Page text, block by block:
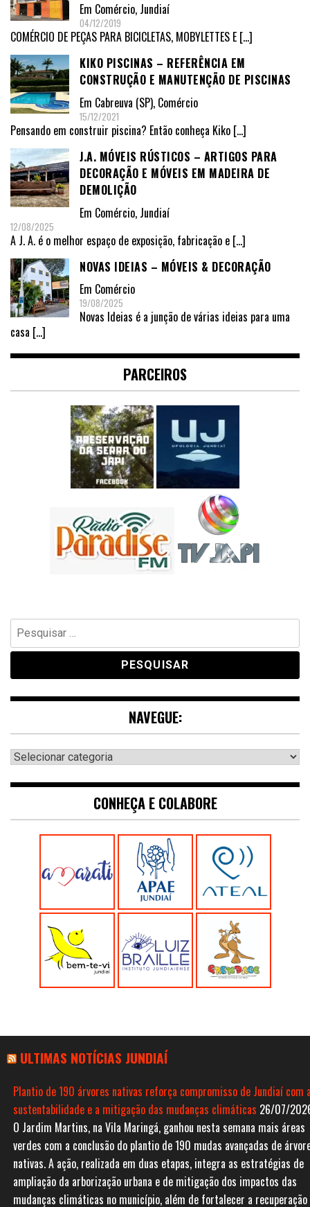
Em Comércio, Jundiaí
04/12/2019
COMÉRCIO DE PEÇAS PARA BICICLETAS, MOBYLETTES E […]
KIKO PISCINAS – REFERÊNCIA EM
CONSTRUÇÃO E MANUTENÇÃO DE PISCINAS
Em Cabreuva (SP), Comércio
15/12/2021
Pensando em construir piscina? Então conheça Kiko […]
J.A. MÓVEIS RÚSTICOS – ARTIGOS PARA
DECORAÇÃO E MÓVEIS EM MADEIRA DE
DEMOLIÇÃO
Em Comércio, Jundiaí
12/08/2025
A J. A. é o melhor espaço de exposição, fabricação e […]
NOVAS IDEIAS – MÓVEIS & DECORAÇÃO
Em Comércio
19/08/2025
Novas Ideias é a junção de várias ideias para uma
casa […]
PARCEIROS
Pesquisar
por:
NAVEGUE:
Navegue:
CONHEÇA E COLABORE
ULTIMAS NOTÍCIAS JUNDIAÍ
Plantio de 190 árvores nativas reforça compromisso de Jundiaí com
sustentabilidade e a mitigação das mudanças climáticas 26/07/
O Jardim Martins, na Vila Maringá, ganhou nesta semana mais áreas
verdes com a conclusão do plantio de 190 mudas avançadas de
nativas. A ação, realizada em duas etapas, integra as estratégias de
ampliação da arborização urbana e de mitigação dos impactos das
mudanças climáticas no município, além de fortalecer a recuperação